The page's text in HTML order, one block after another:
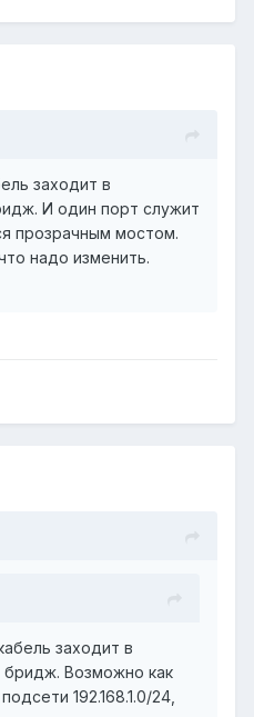
заходит в
И один порт служит
прозрачным мостом.
надо изменить.
заходит в
бридж. Возможно как
192.168.1.0/24,